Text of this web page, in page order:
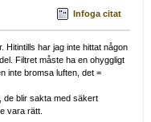
Infoga citat
Hitintills har jag inte hittat någon
Filtret måste ha en ohyggligt
inte bromsa luften, det =
de blir sakta med säkert
vara rätt.